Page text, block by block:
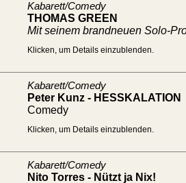
Kabarett/Comedy
THOMAS GREEN
Mit seinem brandneuen Solo-
Klicken, um Details einzublenden.
Kabarett/Comedy
Peter Kunz - HESSKALATION
Comedy
Klicken, um Details einzublenden.
Kabarett/Comedy
Nito Torres - Nützt ja Nix!